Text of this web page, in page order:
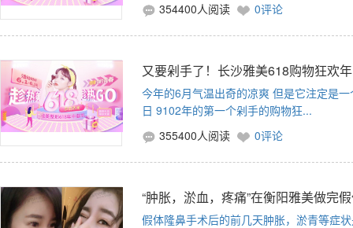
354400人阅读
0评论
又要剁手了！长沙雅美618购物狂欢
今年的6月气温出奇的凉爽 但是它注定是
日 9102年的第一个剁手的购物狂...
355400人阅读
0评论
“肿胀，淤血，疼痛”在衡阳雅美做完
假体隆鼻手术后的前几天肿胀，淤青等症